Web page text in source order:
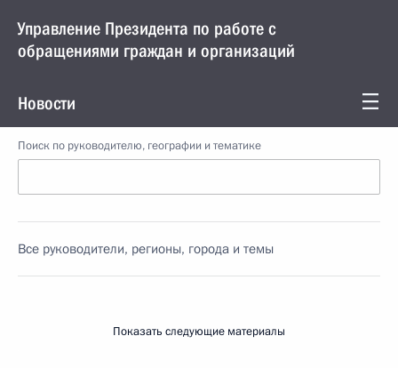
Управление Президента по работе с
обращениями граждан и организаций
Новости
Поиск по руководителю, географии и тематике
Все руководители, регионы, города и темы
Показать следующие материалы